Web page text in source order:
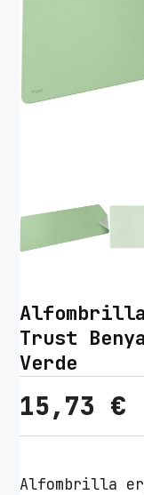
Alfombrilla
Trust
Verde
15,73 €
Alfombrilla